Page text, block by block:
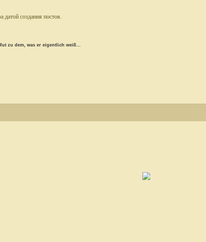
датой создания постов.
zu dem, was er eigentlich weiß…